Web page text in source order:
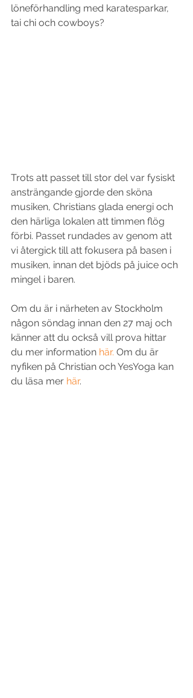
löneförhandling med karatesparkar,
tai chi och cowboys?
Trots att passet till stor del var fysiskt
ansträngande gjorde den sköna
musiken, Christians glada energi och
den härliga lokalen att timmen flög
förbi. Passet rundades av genom att
vi återgick till att fokusera på basen i
musiken, innan det bjöds på juice och
mingel i baren.
Om du är i närheten av Stockholm
någon söndag innan den 27 maj och
känner att du också vill prova hittar
du mer information här. Om du är
nyfiken på Christian och YesYoga kan
du läsa mer här.